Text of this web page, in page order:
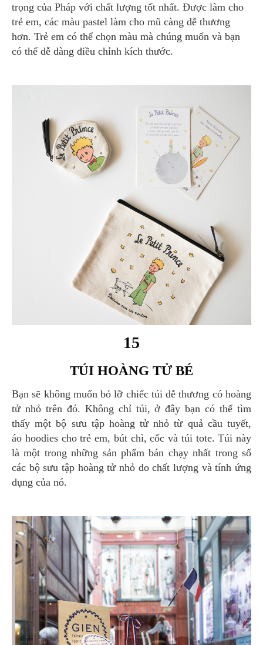
trọng của Pháp với chất lượng tốt nhất. Được làm cho
trẻ em, các màu pastel làm cho mũ càng dễ thương
hơn. Trẻ em có thể chọn màu mà chúng muốn và bạn
có thể dễ dàng điều chỉnh kích thước.
15
TÚI HOÀNG TỬ BÉ
Bạn sẽ không muốn bỏ lỡ chiếc túi dễ thương có hoàng
tử nhỏ trên đó. Không chỉ túi, ở đây bạn có thể tìm
thấy một bộ sưu tập hoàng tử nhỏ từ quả cầu tuyết,
áo hoodies cho trẻ em, bút chì, cốc và túi tote. Túi này
là một trong những sản phẩm bán chạy nhất trong số
các bộ sưu tập hoàng tử nhỏ do chất lượng và tính ứng
dụng của nó.